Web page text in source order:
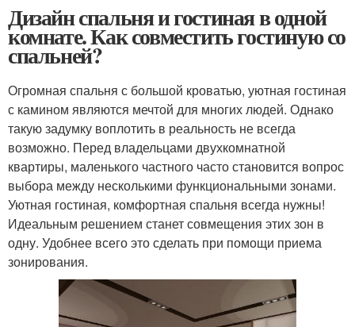
Дизайн спальня и гостиная в одной
комнате. Как совместить гостиную со
спальней?
Огромная спальня с большой кроватью, уютная гостиная
с камином являются мечтой для многих людей. Однако
такую задумку воплотить в реальность не всегда
возможно. Перед владельцами двухкомнатной
квартиры, маленького частного часто становится вопрос
выбора между несколькими функциональными зонами.
Уютная гостиная, комфортная спальня всегда нужны!
Идеальным решением станет совмещения этих зон в
одну. Удобнее всего это сделать при помощи приема
зонирования.